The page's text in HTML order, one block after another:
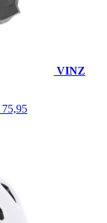
VINZ
75,95